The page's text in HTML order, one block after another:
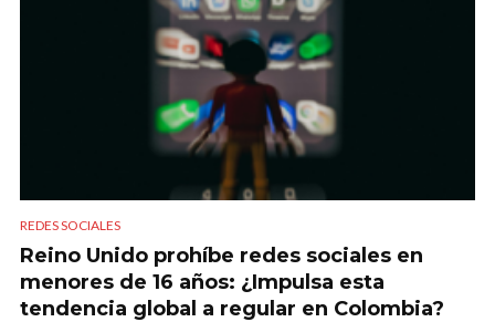
REDES SOCIALES
Reino Unido prohíbe redes sociales en
menores de 16 años: ¿Impulsa esta
tendencia global a regular en Colombia?